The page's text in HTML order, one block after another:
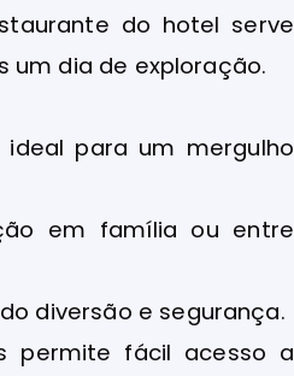
do hotel serve
um dia de exploração.
para um mergulho
em família ou entre
diversão e segurança.
permite fácil acesso a